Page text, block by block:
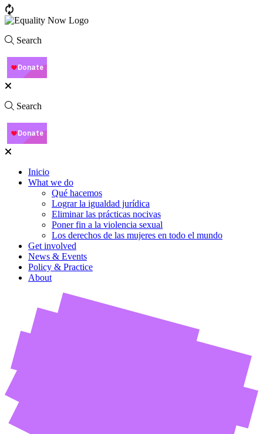
Search
Search
Inicio
What we do
Qué hacemos
Lograr la igualdad jurídica
Eliminar las prácticas nocivas
Poner fin a la violencia sexual
Los derechos de las mujeres en todo el mundo
Get involved
News & Events
Policy & Practice
About